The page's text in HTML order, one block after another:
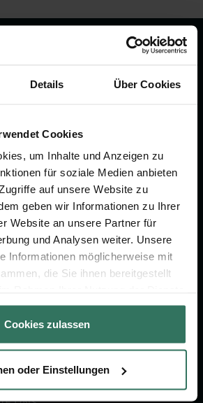
Details Über Cookies
Cookies
um Inhalte und Anzeigen zu
für soziale Medien anbieten
auf unsere Website zu
geben wir Informationen zu Ihrer
Website an unsere Partner für
und Analysen weiter. Unsere
Informationen möglicherweise mit
die Sie ihnen bereitgestellt
Cookies zulassen
oder Einstellungen
rund
Bestattung &
beraten lassen
FÜR BESTATTER
Online-Portal
Kostenlos registrieren